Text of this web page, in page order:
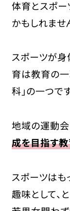
体育とスポ
かもしれませ
スポーツが身
育は教育の一
科」の一つです
地域の運動
成を目指す
スポーツはも
趣味として、